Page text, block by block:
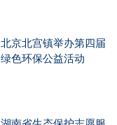
北京北宫镇举办第四届
绿色环保公益活动